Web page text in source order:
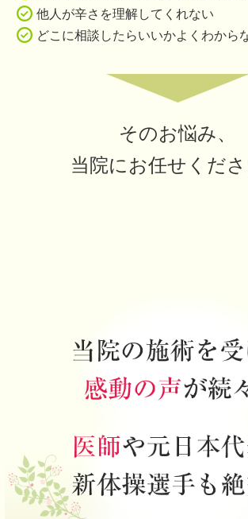
他人が辛さを理解してくれない
どこに相談したらいいかよくわから
そのお悩み、
当院にお任せくださ